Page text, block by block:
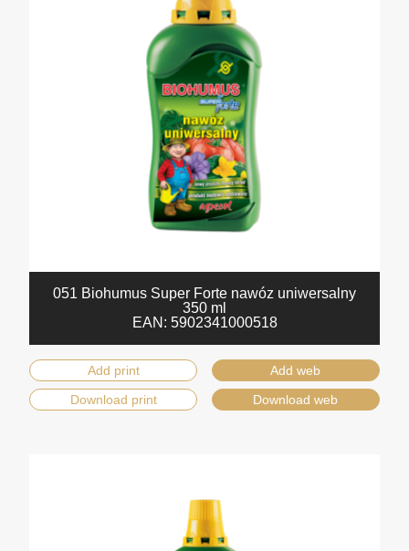
051 Biohumus Super Forte nawóz uniwersalny
350 ml
EAN: 5902341000518
Add print
Add web
Download print
Download web